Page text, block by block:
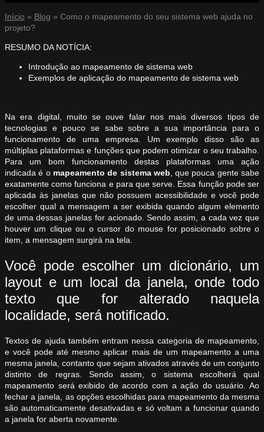
Início » Blog » Como o mapeamento do seu sistema web ajuda no
projeto?
RESUMO DA NOTÍCIA:
Introdução ao mapeamento de sistema web
Exemplos de aplicação do mapeamento de sistema web
Na era digital, muito se ouve falar nos mais diversos tipos de
tecnologias e pouco se sabe sobre a sua importância para o
funcionamento de uma empresa. Um exemplo disso são as
múltiplas plataformas e funções que podem otimizar o seu trabalho.
Para um bom funcionamento destas plataformas uma ação
indicada é omapeamento de sistema web , que pouca gente sabe
exatamente como funciona e para que serve. Essa função pode ser
aplicada às janelas que não possuem acessibilidade e você pode
escolher qual a mensagem a ser exibida quando algum elemento
de uma dessas janelas for acionado. Sendo assim, a cada vez que
houver um clique ou o cursor do mouse for posicionado sobre o
item, a mensagem surgirá na tela.
Você pode escolher um dicionário, um
layout e um local da janela, onde todo
texto que for alterado naquela
localidade, será notificado.
Textos de ajuda também entram nessa categoria de mapeamento,
e você pode até mesmo aplicar mais de um mapeamento a uma
mesma janela, contanto que sejam ativados através de um conjunto
distinto de regras. Sendo assim, o sistema escolherá qual
mapeamento será exibido de acordo com a ação do usuário. Ao
fechar a janela, as opções escolhidas para mapeamento da mesma
são automaticamente desativadas e só voltam a funcionar quando
a janela for aberta novamente.